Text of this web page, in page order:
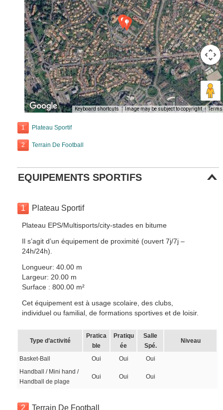
Keyboard shortcuts Image may be subject to copyright Terms
1 Plateau Sportif
2 Terrain De Football
EQUIPEMENTS SPORTIFS
1 Plateau Sportif
Plateau EPS/Multisports/city-stades en bitume
Il s’agit d’un équipement de proximité (ouvert 7j/7j –
24h/24h).
Longueur: 40.00 m
Largeur: 20.00 m
Surface : 800.00 m²
Cet équipement est à usage scolaire, des clubs,
individuel ou familial, de formations sportives et de loisir.
Type d’activité
Pratica
ble
Pratiqu
ée
Salle
Spé.
Niveau
Basket-Ball Oui Oui
Oui
Handball / Mini hand /
Handball de plage
Oui Oui Oui
2 Terrain De Football